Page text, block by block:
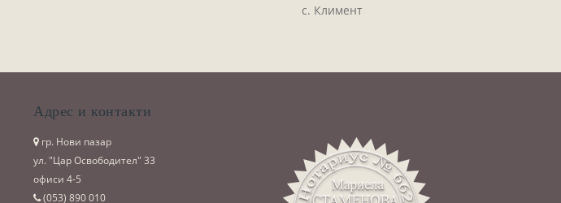
с. Климент
Адрес и контакти
гр. Нови пазар
ул. "Цар Освободител" 33
офиси 4-5
(053)­ 890 010